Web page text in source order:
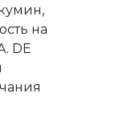
на
DE